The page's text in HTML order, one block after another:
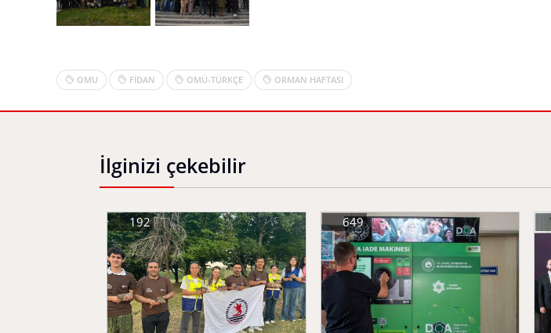
OMU FİDAN OMÜ-TÜRKÇE ORMAN HAFTASI
İlginizi çekebilir
192 649